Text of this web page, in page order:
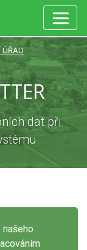
ÚŘAD
dat při